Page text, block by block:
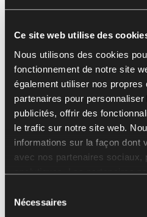
Ce site web utilise des
Nous utilisons des cookies
fonctionnement de notre site
également utiliser nos propres
partenaires pour
publicités, offrir des
le trafic sur notre site web.
informations sur la façon dont
avec nos partenaires sociaux,
analytiques. Les partenaires
obtenues lors de l'utilisation de
Nécessaires
Valencia
Valencia | VL
Sélectionner tout(72